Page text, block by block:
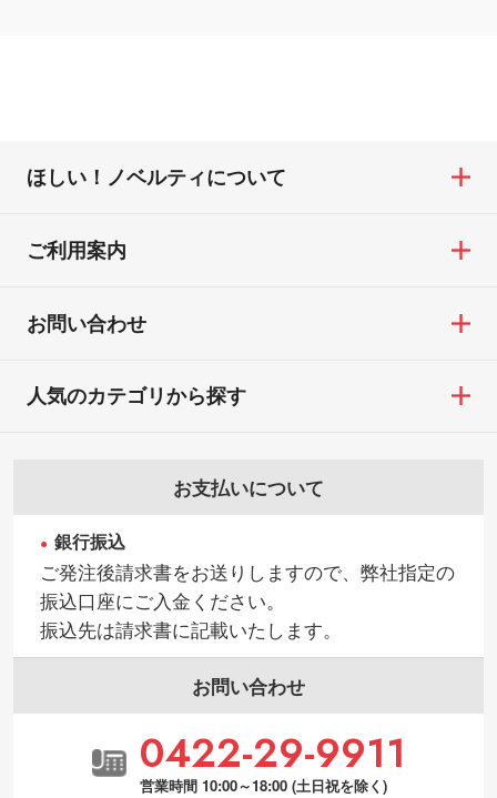
ほしい！ノベルティについて
ご利用案内
お問い合わせ
お支払いについて
銀行振込
ご発注後請求書をお送りしますので、弊社指定の
振込口座にご入金ください。
振込先は請求書に記載いたします。
お問い合わせ
0422-29-9911
営業時間 10:00～18:00 (土日祝を除く)
人気のカテゴリから探す